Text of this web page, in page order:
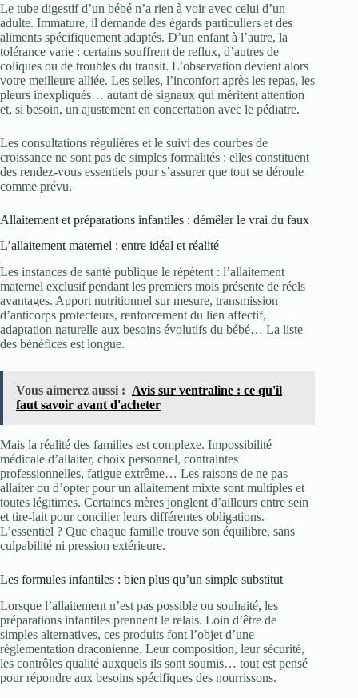
Le tube digestif d’un bébé n’a rien à voir avec celui d’un
adulte. Immature, il demande des égards particuliers et des
aliments spécifiquement adaptés. D’un enfant à l’autre, la
tolérance varie : certains souffrent de reflux, d’autres de
coliques ou de troubles du transit. L’observation devient alors
votre meilleure alliée. Les selles, l’inconfort après les repas, les
pleurs inexpliqués… autant de signaux qui méritent attention
et, si besoin, un ajustement en concertation avec le pédiatre.
Les consultations régulières et le suivi des courbes de
croissance ne sont pas de simples formalités : elles constituent
des rendez-vous essentiels pour s’assurer que tout se déroule
comme prévu.
Allaitement et préparations infantiles : démêler le vrai du faux
L’allaitement maternel : entre idéal et réalité
Les instances de santé publique le répètent : l’allaitement
maternel exclusif pendant les premiers mois présente de réels
avantages. Apport nutritionnel sur mesure, transmission
d’anticorps protecteurs, renforcement du lien affectif,
adaptation naturelle aux besoins évolutifs du bébé… La liste
des bénéfices est longue.
Vous aimerez aussi : Avis sur ventraline : ce qu'il
faut savoir avant d'acheter
Mais la réalité des familles est complexe. Impossibilité
médicale d’allaiter, choix personnel, contraintes
professionnelles, fatigue extrême… Les raisons de ne pas
allaiter ou d’opter pour un allaitement mixte sont multiples et
toutes légitimes. Certaines mères jonglent d’ailleurs entre sein
et tire-lait pour concilier leurs différentes obligations.
L’essentiel ? Que chaque famille trouve son équilibre, sans
culpabilité ni pression extérieure.
Les formules infantiles : bien plus qu’un simple substitut
Lorsque l’allaitement n’est pas possible ou souhaité, les
préparations infantiles prennent le relais. Loin d’être de
simples alternatives, ces produits font l’objet d’une
réglementation draconienne. Leur composition, leur sécurité,
les contrôles qualité auxquels ils sont soumis… tout est pensé
pour répondre aux besoins spécifiques des nourrissons.